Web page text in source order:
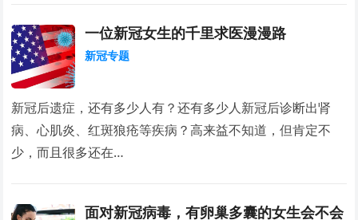
一位新冠女生的千里求医漫漫路
新冠专题
新冠后遗症，还有多少人有？还有多少人新冠后诊断出肾
病、心肌炎、红斑狼疮等疾病？高来益不知道，但肯定不
少，而且很多还在…
面对新冠病毒，有卵巢多囊的女生会不会